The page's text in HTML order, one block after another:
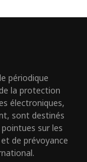
périodique
la protection
électroniques,
sont destinés
sur les
de prévoyance